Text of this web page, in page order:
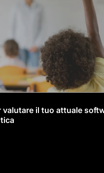
valutare il tuo attuale